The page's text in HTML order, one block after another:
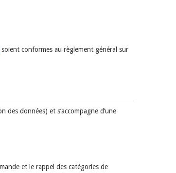
soient conformes au règlement général sur
des données) et s’accompagne d’une
et le rappel des catégories de